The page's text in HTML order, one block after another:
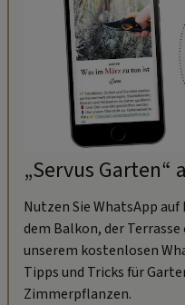
„Servus Garten“
Nutzen Sie WhatsApp
dem Balkon, der
unserem kostenlosen
Tipps und Tricks für
Zimmerpflanzen.